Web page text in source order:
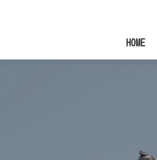
HOME